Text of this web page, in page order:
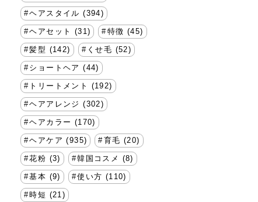
ヘアスタイル (394)
ヘアセット (31) 特徴 (45)
髪型 (142) くせ毛 (52)
ショートヘア (44)
トリートメント (192)
ヘアアレンジ (302)
ヘアカラー (170)
ヘアケア (935) 育毛 (20)
花粉 (3) 韓国コスメ (8)
基本 (9) 使い方 (110)
時短 (21)